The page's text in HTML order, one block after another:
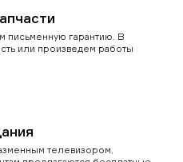
письменную гарантию. В
или произведем работы
телевизором,